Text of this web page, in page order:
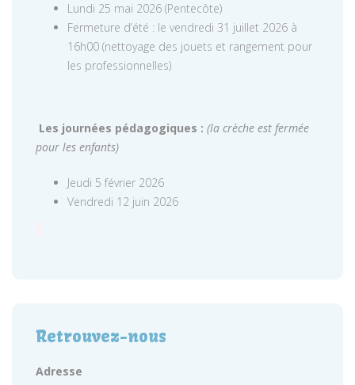
Lundi 25 mai 2026 (Pentecôte)
Fermeture d’été : le vendredi 31 juillet 2026 à
16h00 (nettoyage des jouets et rangement pour
les professionnelles)
Les journées pédagogiques : (la crèche est fermée
pour les enfants)
Jeudi 5 février 2026
Vendredi 12 juin 2026
Retrouvez-nous
Adresse